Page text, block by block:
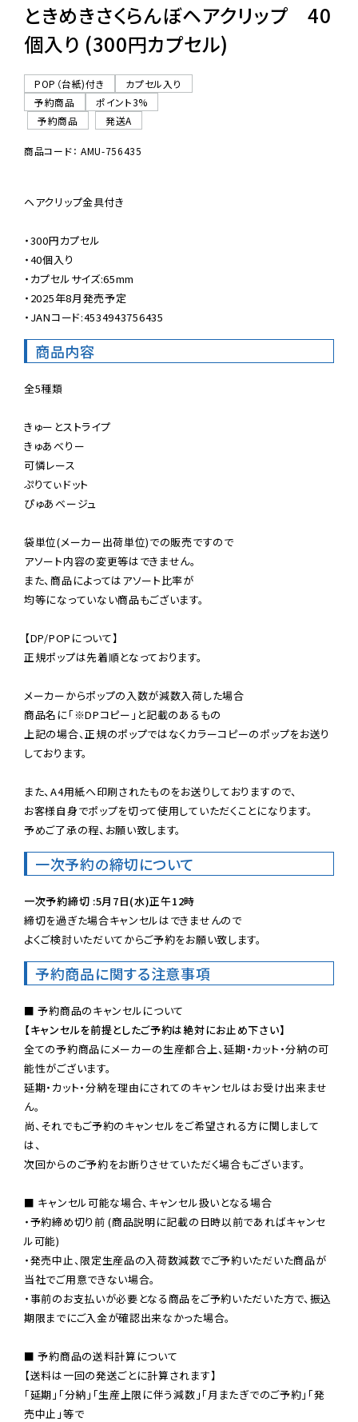
ときめきさくらんぼヘアクリップ 40
個入り (300円カプセル)
POP（台紙)付き
カプセル入り
予約商品
ポイント3%
予約商品
発送A
商品コード： AMU-756435
ヘアクリップ金具付き
・300円カプセル
・40個入り
・カプセルサイズ:65mm
・2025年8月発売予定
・JANコード:4534943756435
商品内容
全5種類
きゅーとストライプ
きゅあべりー
可憐レース
ぷりてぃドット
ぴゅあベージュ
袋単位(メーカー出荷単位)での販売ですので
アソート内容の変更等はできません。
また、商品によってはアソート比率が
均等になっていない商品もございます。
【DP/POPについて】
正規ポップは先着順となっております。
メーカーからポップの入数が減数入荷した場合
商品名に「※DPコピー」と記載のあるもの
上記の場合、正規のポップではなくカラーコピーのポップをお送り
しております。
また、A4用紙へ印刷されたものをお送りしておりますので、
お客様自身でポップを切って使用していただくことになります。
予めご了承の程、お願い致します。
一次予約の締切について
一次予約締切 :5月7日(水)正午12時
締切を過ぎた場合キャンセルはできませんので
よくご検討いただいてからご予約をお願い致します。
予約商品に関する注意事項
【キャンセルを前提としたご予約は絶対にお止め下さい】
全ての予約商品にメーカーの生産都合上、延期・カット・分納の可
能性がございます。
延期・カット・分納を理由にされてのキャンセルはお受け出来ませ
ん。
尚、それでもご予約のキャンセルをご希望される方に関しまして
は、
次回からのご予約をお断りさせていただく場合もございます。
■ キャンセル可能な場合、キャンセル扱いとなる場合
・予約締め切り前 (商品説明に記載の日時以前であればキャンセ
ル可能)
・発売中止、限定生産品の入荷数減数でご予約いただいた商品が
当社でご用意できない場合。
・事前のお支払いが必要となる商品をご予約いただいた方で、振込
期限までにご入金が確認出来なかった場合。
■ 予約商品の送料計算について
【送料は一回の発送ごとに計算されます】
「延期」「分納」「生産上限に伴う減数」「月またぎでのご予約」「発
売中止」等で